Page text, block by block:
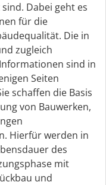
Dabei geht es
für die
Die in
zugleich
sind in
Seiten
schaffen die Basis
von Bauwerken,
Hierfür werden in
des
mit
und